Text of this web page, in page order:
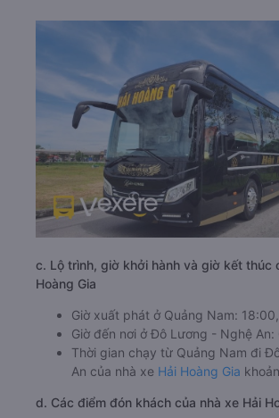
c. Lộ trình, giờ khởi hành và giờ kết thúc
Hoàng Gia
Giờ xuất phát ở Quảng Nam:
Giờ đến nơi ở Đô Lương - Nghệ
Thời gian chạy từ Quảng Nam đi
An của nhà xe Hải Hoàng Gia
d. Các điểm đón khách của nhà xe Hải